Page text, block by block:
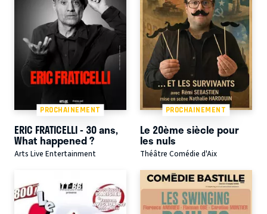
PROCHAINEMENT
ERIC FRATICELLI - 30 ans,
What happened ?
Arts Live Entertainment
PROCHAINEMENT
Le 20ème siècle pour
les nuls
Théâtre Comédie d'Aix